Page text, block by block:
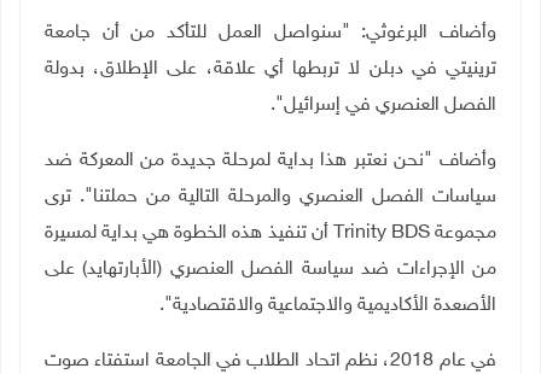
وأضاف البرغوثي: "سنواصل العمل للتأكد من أن جامعة
ترينيتي في دبلن لا تربطها أي علاقة، على الإطلاق، بدولة
الفصل العنصري في إسرائيل"
.
وأضاف "نحن نعتبر هذا بداية لمرحلة جديدة من المعركة ضد
سياسات الفصل العنصري والمرحلة التالية من حملتنا". ترى
مجموعةTrinity BDSأن تنفيذ هذه الخطوة هي بداية لمسيرة
من الإجراءات ضد سياسة الفصل العنصري (الأبارتهايد) على
الأصعدة الأكاديمية والاجتماعية والاقتصادية".
في عام 2018، نظم اتحاد الطلاب في الجامعة استفتاء صوت